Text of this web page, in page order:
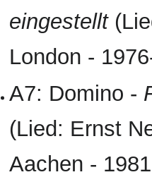
eingestellt
London -
A7: Domino -
(Lied: Ernst
Aachen -